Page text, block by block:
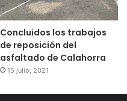
Concluidos los trabajos
de reposición del
asfaltado de Calahorra
15 julio, 2021